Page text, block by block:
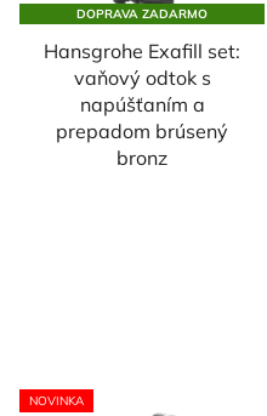
DOPRAVA ZADARMO
Hansgrohe Exafill set:
vaňový odtok s
napúšťaním a
prepadom brúsený
bronz
NOVINKA